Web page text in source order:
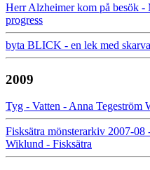
Herr Alzheimer kom på besök -
progress
byta BLICK - en lek med
2009
Tyg - Vatten - Anna Tegeström
Fisksätra mönsterarkiv 2007-
Wiklund - Fisksätra